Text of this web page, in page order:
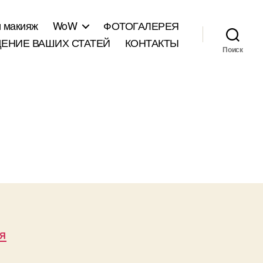
макияж WoW
ФОТОГАЛЕРЕЯ
ВАШИХ СТАТЕЙ
КОНТАКТЫ Поиск